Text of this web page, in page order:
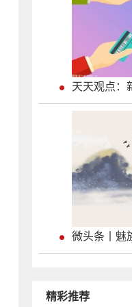
天天观点：
微头条丨魅
精彩推荐